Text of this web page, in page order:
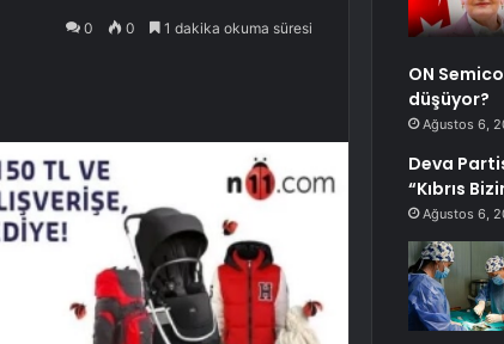
0 0 1 dakika okuma süresi
ON
düşüyor?
Ağustos 6,
Deva
“Kıbrıs
Ağustos 6,